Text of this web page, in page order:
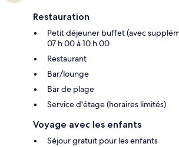
Restauration
Petit déjeuner buffet (avec
07 h 00 à 10 h 00
Restaurant
Bar/lounge
Bar de plage
Service d'étage (horaires limités)
Voyage avec les enfants
Séjour gratuit pour les enfants